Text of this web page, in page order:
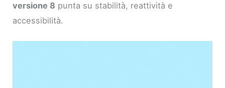
versione 8 punta su stabilità, reattività e
accessibilità.